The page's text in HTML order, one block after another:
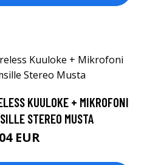
KUULOKE + MIKROFONI
STEREO MUSTA
EUR